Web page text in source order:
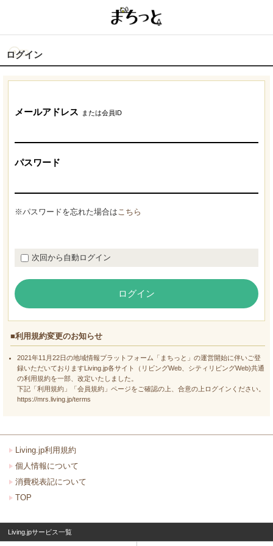
ログイン
メールアドレス または会員ID
パスワード
※パスワードを忘れた場合はこちら
次回から自動ログイン
ログイン
■利用規約変更のお知らせ
2021年11月22日の地域情報プラットフォーム「まちっと」の運営開始に伴いご登
録いただいておりますLiving.jp各サイト（リビングWeb、シティリビングWeb)共通
の利用規約を一部、改定いたしました。
下記「利用規約」「会員規約」ページをご確認の上、合意の上ログインください。
https://mrs.living.jp/terms
Living.jp利用規約
個人情報について
消費税表記について
TOP
Living.jpサービス一覧